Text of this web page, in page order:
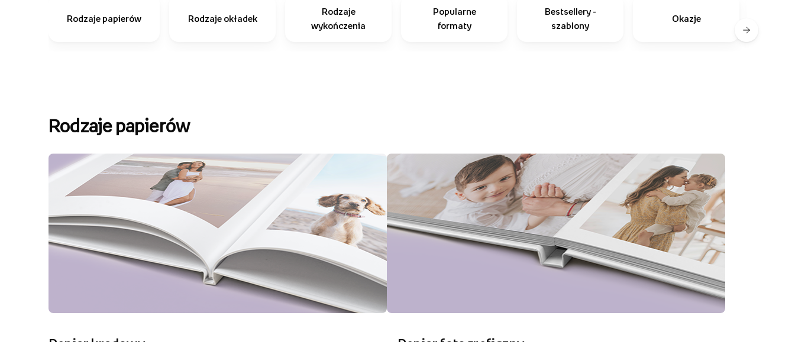
Rodzaje papierów Rodzaje okładek
Rodzaje
wykończenia
Popularne
formaty
Bestsellery -
szablony
Okazje
Rodzaje papierów